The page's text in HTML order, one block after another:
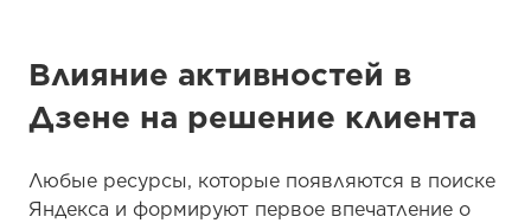
Влияние активностей в
Дзене на решение клиента
Любые ресурсы, которые появляются в поиске
Яндекса и формируют первое впечатление о